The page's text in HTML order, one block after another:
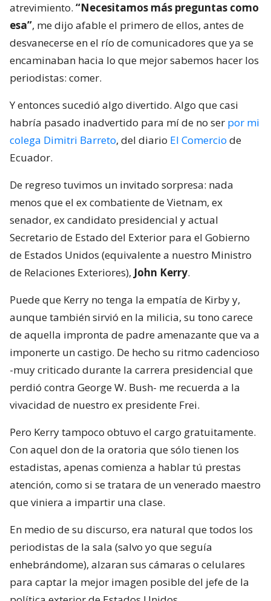
atrevimiento. “Necesitamos más preguntas como
esa”, me dijo afable el primero de ellos, antes de
desvanecerse en el río de comunicadores que ya se
encaminaban hacia lo que mejor sabemos hacer los
periodistas: comer.
Y entonces sucedió algo divertido. Algo que casi
habría pasado inadvertido para mí de no ser por mi
colega Dimitri Barreto, del diario El Comercio de
Ecuador.
De regreso tuvimos un invitado sorpresa: nada
menos que el ex combatiente de Vietnam, ex
senador, ex candidato presidencial y actual
Secretario de Estado del Exterior para el Gobierno
de Estados Unidos (equivalente a nuestro Ministro
de Relaciones Exteriores), John Kerry.
Puede que Kerry no tenga la empatía de Kirby y,
aunque también sirvió en la milicia, su tono carece
de aquella impronta de padre amenazante que va a
imponerte un castigo. De hecho su ritmo cadencioso
-muy criticado durante la carrera presidencial que
perdió contra George W. Bush- me recuerda a la
vivacidad de nuestro ex presidente Frei.
Pero Kerry tampoco obtuvo el cargo gratuitamente.
Con aquel don de la oratoria que sólo tienen los
estadistas, apenas comienza a hablar tú prestas
atención, como si se tratara de un venerado maestro
que viniera a impartir una clase.
En medio de su discurso, era natural que todos los
periodistas de la sala (salvo yo que seguía
enhebrándome), alzaran sus cámaras o celulares
para captar la mejor imagen posible del jefe de la